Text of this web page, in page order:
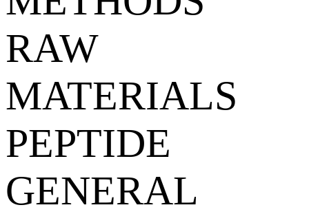
RAW
MATERIALS
PEPTIDE
GENERAL